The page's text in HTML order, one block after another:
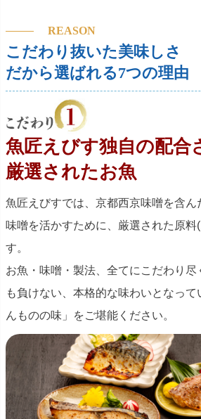
REASON
こだわり抜いた美味しさ
だから選ばれる7つの理由
魚匠えびす独自の配合
厳選されたお魚
魚匠えびすでは、京都西京味噌を含ん
味噌を活かすために、厳選された原料
す。
お魚・味噌・製法、全てにこだわり尽
も負けない、本格的な味わいとなっ
んものの味」をご堪能ください。